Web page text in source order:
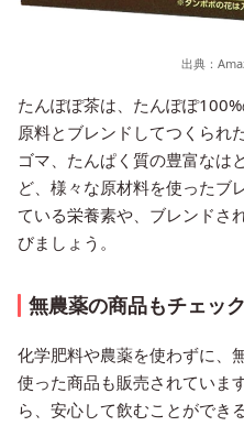
出典：
たんぽぽ茶は、たんぽぽ
原料とブレンドしてつくられ
ゴマ、たんぱく質の豊富なは
ど、様々な原材料を使ったブ
ている栄養素や、ブレンドさ
びましょう。
無農薬の商品もチェック
化学肥料や農薬を使わずに、
使った商品も販売されていま
ら、安心して飲むことができ